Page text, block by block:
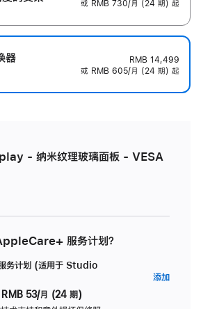
或 RMB 730/月 (24 期) 起
器
RMB 14,499
或 RMB 605/月 (24 期) 起
- 纳米纹理玻璃面板 - VESA
服务计划？
务计划 (适用于 Studio
RMB 53/月 (24 期)
添加